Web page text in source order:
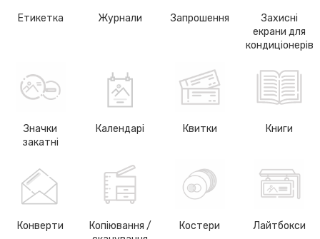
Етикетка Журнали Запрошення
Захисні
екрани для
кондиціонерів
Значки
закатні
Календарі Квитки Книги
Конверти
Копіювання /
Костери Лайтбокси